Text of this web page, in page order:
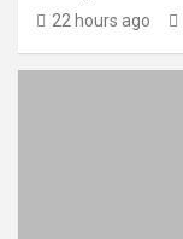
22 hours ago